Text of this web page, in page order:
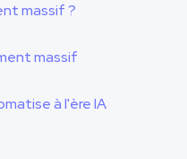
massif ?
massif
à l'ère IA